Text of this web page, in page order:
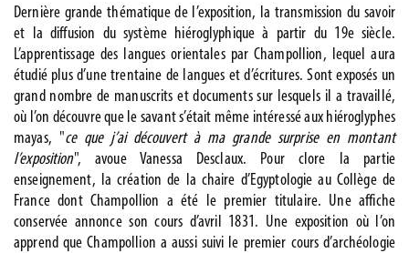
Dernière grande thématique de l’exposition, la transmission du savoir
et la diffusion du système hiéroglyphique à partir du 19e siècle.
L’apprentissage des langues orientales par Champollion, lequel aura
étudié plus d’une trentaine de langues et d’écritures. Sont exposés un
grand nombre de manuscrits et documents sur lesquels il a travaillé,
où l’on découvre que le savant s’était même intéressé aux hiéroglyphes
mayas, "ce que j’ai découvert à ma grande surprise en montant
l’exposition", avoue Vanessa Desclaux. Pour clore la partie
enseignement, la création de la chaire d’Egyptologie au Collège de
France dont Champollion a été le premier titulaire. Une affiche
conservée annonce son cours d’avril 1831. Une exposition où l’on
apprend que Champollion a aussi suivi le premier cours d’archéologie